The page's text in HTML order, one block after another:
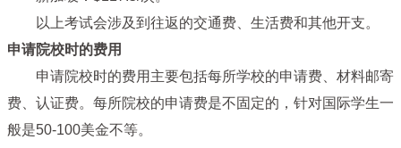
以上考试会涉及到往返的交通费、生活费和其他开支。
申请院校时的费用
申请院校时的费用主要包括每所学校的申请费、材料邮寄
费、认证费。每所院校的申请费是不固定的，针对国际学生一
般是50-100美金不等。